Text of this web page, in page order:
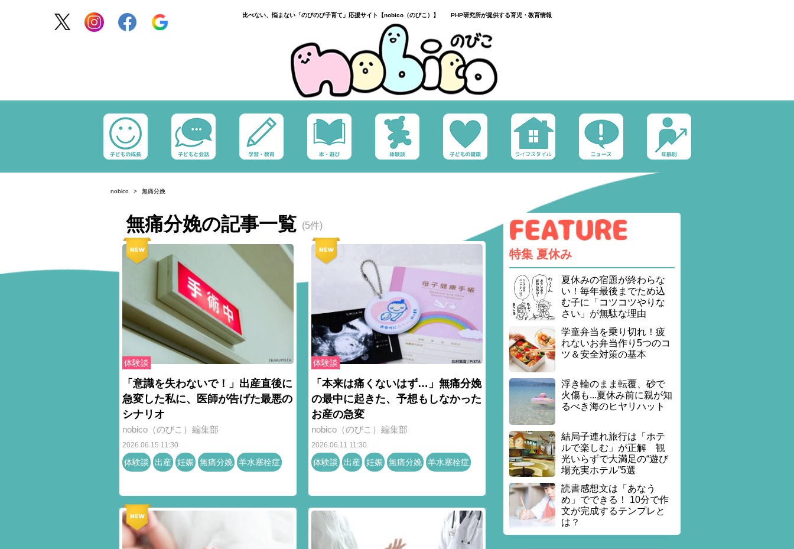
比べない、悩まない「のびのび子育て」応援サイト【nobico（のびこ）】 PHP研究所が提供する育児・教育情報
nobico 無痛分娩
無痛分娩の記事一覧 (5件)
体験談
「意識を失わないで！」出産直後に
急変した私に、医師が告げた最悪の
シナリオ
nobico（のびこ）編集部
2026.06.15 11:30
体験談 出産 妊娠 無痛分娩 羊水塞栓症
体験談
「本来は痛くないはず…」無痛分娩
の最中に起きた、予想もしなかった
お産の急変
nobico（のびこ）編集部
2026.06.11 11:30
体験談 出産 妊娠 無痛分娩 羊水塞栓症
特集 夏休み
夏休みの宿題が終わらな
い！毎年最後までため込
む子に「コツコツやりな
さい」が無駄な理由
学童弁当を乗り切れ！疲
れないお弁当作り5つのコ
ツ＆安全対策の基本
浮き輪のまま転覆、砂で
火傷も...夏休み前に親が知
るべき海のヒヤリハット
結局子連れ旅行は「ホテ
ルで楽しむ」が正解 観
光いらずで大満足の“遊び
場充実ホテル”5選
読書感想文は「あなう
め」でできる！ 10分で作
文が完成するテンプレと
は？